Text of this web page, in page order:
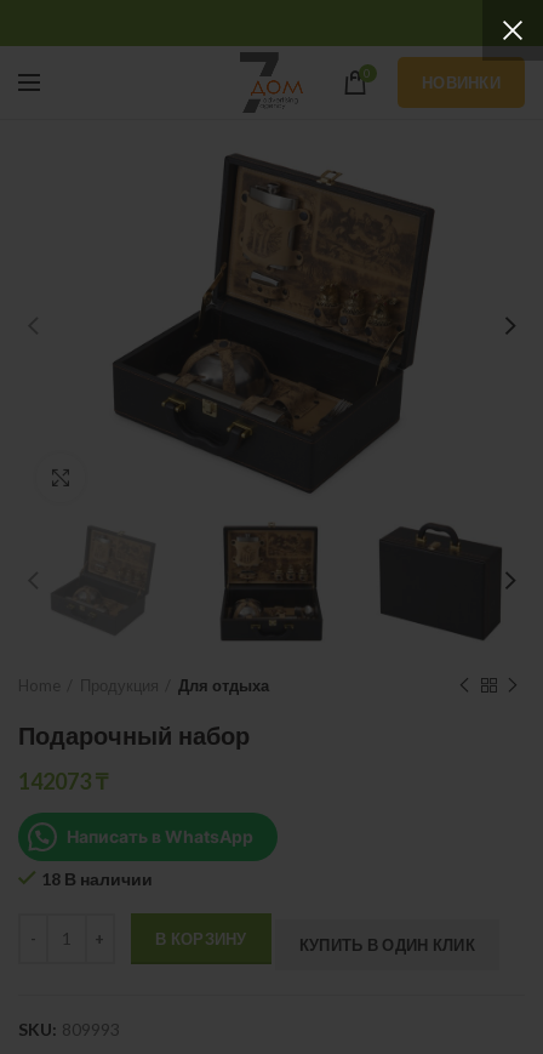
0 НОВИНКИ
Нажмите, чтобы увеличить
Для отдыха
Подарочный набор
142073₸
Написать в WhatsApp
18 В наличии
В КОРЗИНУ КУПИТЬ В ОДИН КЛИК
SKU: 809993